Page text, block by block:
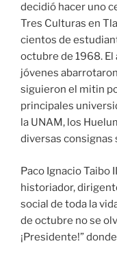
decidió hacer uno
Tres Culturas en
cientos de
octubre de 1968.
jóvenes
siguieron el mitin
principales
la UNAM, los
diversas consignas
Paco Ignacio Taibo
historiador,
social de toda la
de octubre no se
¡Presidente!”